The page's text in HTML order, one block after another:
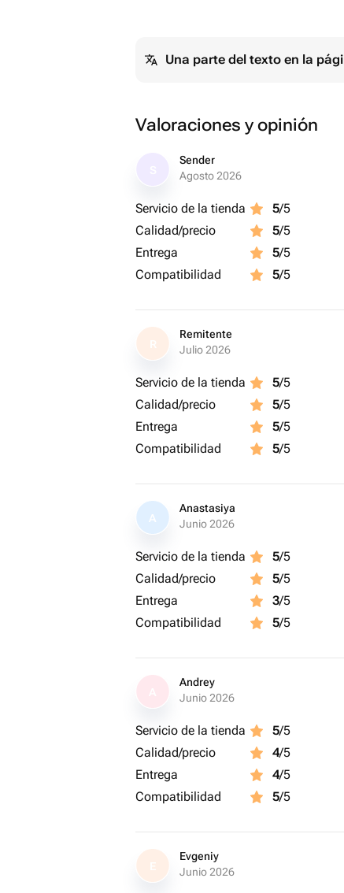
Una parte del texto en la
Valoraciones y opinión
Sender
Agosto 2026
Servicio de la tienda 5/5
Calidad/precio
5/5
Entrega
5/5
Compatibilidad
5/5
R
Remitente
Julio 2026
Servicio de la tienda 5/5
Calidad/precio
5/5
Entrega
5/5
Compatibilidad
5/5
A
Anastasiya
Junio 2026
Servicio de la tienda 5/5
Calidad/precio
5/5
Entrega
3/5
Compatibilidad
5/5
Andrey
Junio 2026
Servicio de la tienda 5/5
Calidad/precio
4/5
Entrega
4/5
Compatibilidad
5/5
E
Evgeniy
Junio 2026